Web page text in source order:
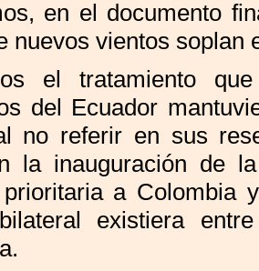
en el documento
nuevos vientos soplan
el tratamiento
del Ecuador
no referir en sus
la inauguración de
a Colombia
existiera